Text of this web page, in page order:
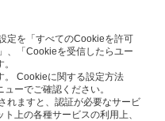
定を「すべてのCookieを許可
、「Cookieを受信したらユー
。 Cookieに関する設定方法
ーでご確認ください。
れますと、認証が必要なサービ
上の各種サービスの利用上、